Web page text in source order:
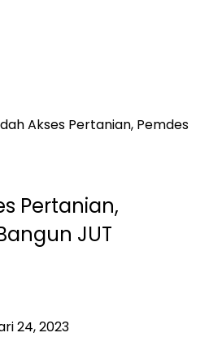
Akses Pertanian, Pemdes
Pertanian,
JUT
24, 2023